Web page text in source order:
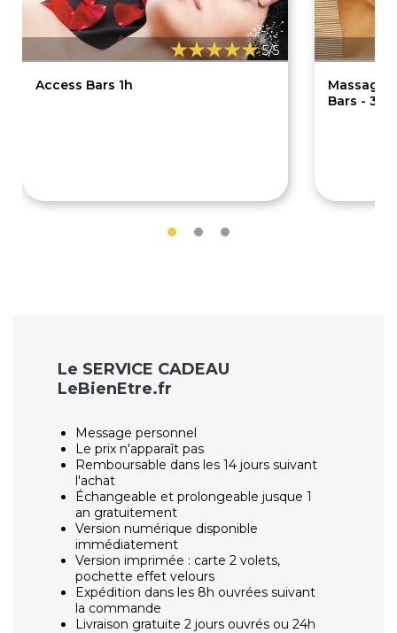
5/5
Access Bars 1h
Massage
Bars - 30
Le SERVICE CADEAU
LeBienEtre.fr
Message personnel
Le prix n'apparaît pas
Remboursable dans les 14 jours suivant
l'achat
Échangeable et prolongeable jusque 1
an gratuitement
Version numérique disponible
immédiatement
Version imprimée : carte 2 volets,
pochette effet velours
Expédition dans les 8h ouvrées suivant
la commande
Livraison gratuite 2 jours ouvrés ou 24h